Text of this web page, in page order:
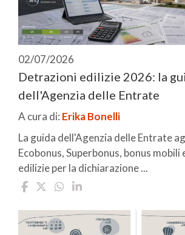
02/07/2026
Detrazioni edilizie 2026: la
dell'Agenzia delle Entrate
A cura di: Erika Bonelli
La guida dell'Agenzia delle Entrate
Ecobonus, Superbonus, bonus
edilizie per la dichiarazione ...